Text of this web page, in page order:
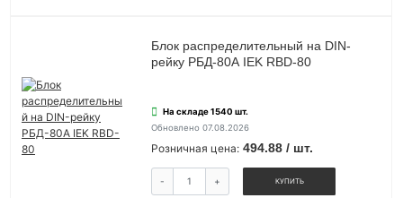
Блок распределительный на DIN-
рейку РБД-80А IEK RBD-80
На складе 1540 шт.
Обновлено 07.08.2026
Розничная цена: 494.88 / шт.
- + КУПИТЬ